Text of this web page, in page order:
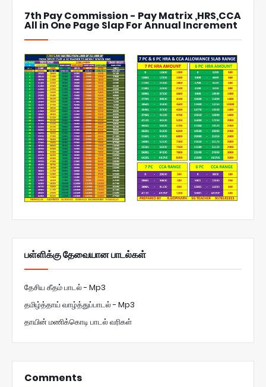
7th Pay Commission - Pay Matrix ,HRS,CCA
All in One Page Slap For Annual Increment
பள்ளிக்கு தேவையான பாடல்கள்
தேசிய கீதம் பாடல் - Mp3
தமிழ்த்தாய் வாழ்த்துப்பாடல் - Mp3
தாயின் மணிக்கொடி பாடல் வரிகள்
Comments